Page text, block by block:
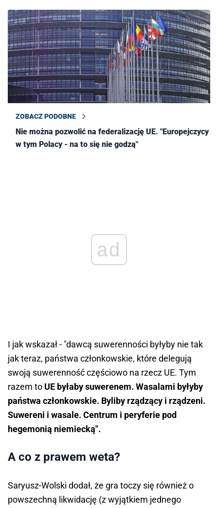
ZOBACZ PODOBNE
Nie można pozwolić na federalizację UE. "Europejczycy -
w tym Polacy - na to się nie godzą"
ad
I jak wskazał - "dawcą suwerenności byłyby nie tak
jak teraz, państwa członkowskie, które delegują
swoją suwerenność częściowo na rzecz UE. Tym
razem to UE byłaby suwerenem. Wasalami byłyby
państwa członkowskie. Byliby rządzący i rządzeni.
Suwereni i wasale. Centrum i peryferie pod
hegemonią niemiecką".
A co z prawem weta?
Saryusz-Wolski dodał, że gra toczy się również o
powszechną likwidację (z wyjątkiem jednego